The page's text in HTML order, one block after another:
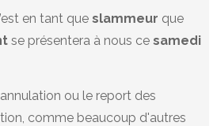
en tant queslammeur que
se présentera à nous cesamedi
ou le report des
comme beaucoup d'autres